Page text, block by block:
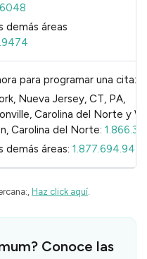
demás áreas
para programar una cita:
Nueva Jersey, CT, PA,
Carolina del Norte y
Carolina del Norte:
demás áreas:
Haz click aquí
Conoce las